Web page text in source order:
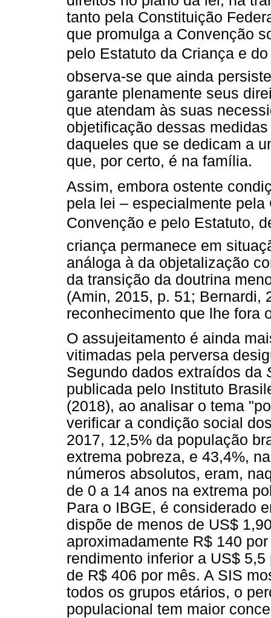
tanto pela Constituição
que promulga a Convenção
pelo Estatuto da Criança e
observa-se que ainda
garante plenamente seus
que atendam às suas
objetificação dessas
daqueles que se dedicam a
que, por certo, é na família.
Assim, embora ostente
pela lei – especialmente
Convenção e pelo Estatuto,
criança permanece em
análoga à da objetalização
da transição da doutrina
(Amin, 2015, p. 51; Bernardi,
reconhecimento que lhe fora
O assujeitamento é ainda
vitimadas pela perversa
Segundo dados extraídos da
publicada pelo Instituto
(2018), ao analisar o tema
verificar a condição social
2017, 12,5% da população
extrema pobreza, e 43,4%,
números absolutos, eram,
de 0 a 14 anos na extrema
Para o IBGE, é considerado
dispõe de menos de US$
aproximadamente R$ 140
rendimento inferior a US$
de R$ 406 por mês. A SIS
todos os grupos etários, o
populacional tem maior